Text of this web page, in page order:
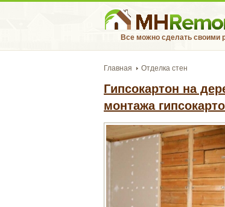
Все можно сделать своими
Главная Отделка стен
Гипсокартон на
монтажа